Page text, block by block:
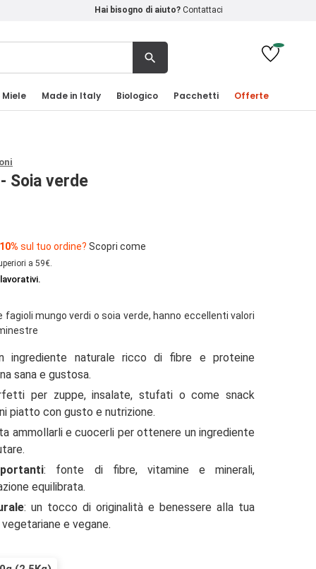
Hai bisogno di aiuto? Contattaci
search
Made in Italy Biologico Pacchetti Offerte
Soia verde
sul tuo ordine? Scopri come
a 59€.
fagioli mungo verdi o soia verde, hanno eccellenti valori
ingrediente naturale ricco di fibre e proteine
sana e gustosa.
per zuppe, insalate, stufati o come snack
piatto con gusto e nutrizione.
ammollarli e cuocerli per ottenere un ingrediente
: fonte di fibre, vitamine e minerali,
equilibrata.
: un tocco di originalità e benessere alla tua
e vegane.